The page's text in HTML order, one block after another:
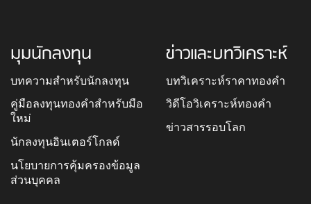
มุมนักลงทุน
บทความสำหรับนักลงทุน
คู่มือลงทุนทองคำสำหรับมือ
ใหม่
นักลงทุนอินเตอร์โกลด์
นโยบายการคุ้มครองข้อมูล
ส่วนบุคคล
ข่าวและบทวิเคราะห์
บทวิเคราะห์ราคาทองคำ
วิดีโอวิเคราะห์ทองคำ
ข่าวสารรอบโลก